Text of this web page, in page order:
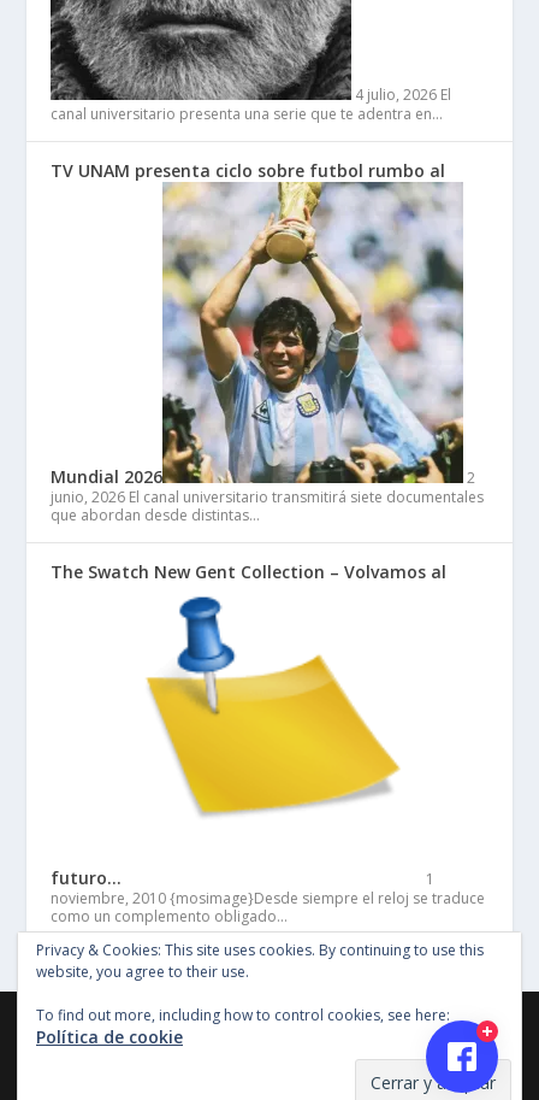
4 julio, 2026 El
canal universitario presenta una serie que te adentra en…
TV UNAM presenta ciclo sobre futbol rumbo al
Mundial 2026
2
junio, 2026 El canal universitario transmitirá siete documentales
que abordan desde distintas…
The Swatch New Gent Collection – Volvamos al
futuro…
1
noviembre, 2010 {mosimage}Desde siempre el reloj se traduce
como un complemento obligado…
©Copyright Entertainment SG 2018, Todos los derechos
reservados, Imagenes y material en este sitio no pueden ser
Privacy & Cookies: This site uses cookies. By continuing to use this
website, you agree to their use.
To find out more, including how to control cookies, see here:
Política de cookie